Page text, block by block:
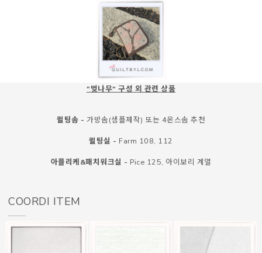
"벚나무" 구성 외 관련 상품
퀼팅솜 - 가방솜(샘플제작) 또는 4온스솜 추천
퀼팅실 - Farm 108, 112
아플리케&패치워크실 - Pice 125, 아이보리 계열
COORDI ITEM